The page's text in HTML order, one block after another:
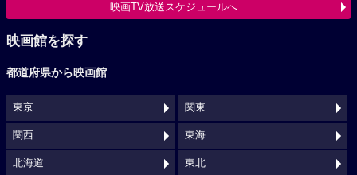
映画TV放送スケジュールへ
映画館を探す
都道府県から映画館
東京 関東
関西 東海
北海道 東北